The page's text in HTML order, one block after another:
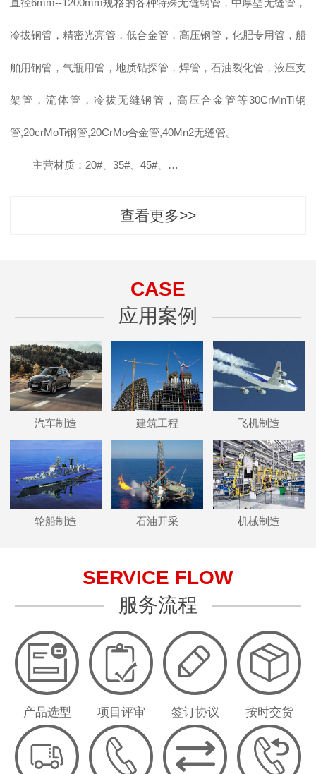
直径6mm--1200mm规格的各种特殊无缝钢管，中厚壁无缝管，
冷拔钢管，精密光亮管，低合金管，高压钢管，化肥专用管，船
舶用钢管，气瓶用管，地质钻探管，焊管，石油裂化管，液压支
架管，流体管，冷拔无缝钢管，高压合金管等30CrMnTi钢
管,20crMoTi钢管,20CrMo合金管,40Mn2无缝管。
主营材质：20#、35#、45#、…
查看更多>>
CASE
应用案例
汽车制造 建筑工程 飞机制造
轮船制造 石油开采 机械制造
SERVICE FLOW
服务流程
产品选型 项目评审 签订协议 按时交货